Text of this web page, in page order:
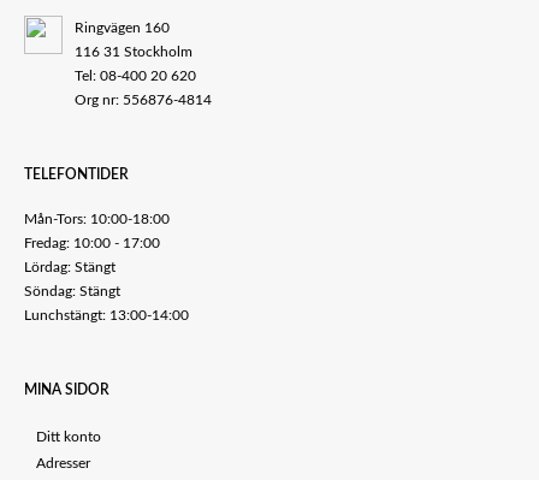
Ringvägen 160
116 31 Stockholm
Tel: 08-400 20 620
Org nr: 556876-4814
TELEFONTIDER
Mån-Tors: 10:00-18:00
Fredag: 10:00 - 17:00
Lördag: Stängt
Söndag: Stängt
Lunchstängt: 13:00-14:00
MINA SIDOR
Ditt konto
Adresser